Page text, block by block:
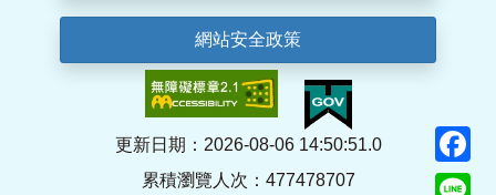
網站安全政策
更新日期：2026-08-06 14:50:51.0
累積瀏覽人次：477478707